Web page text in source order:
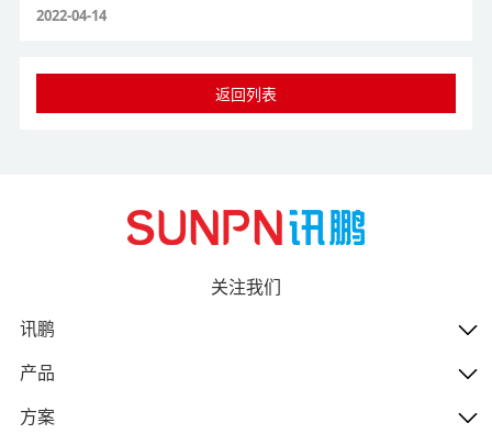
2022-04-14
返回列表
关注我们
讯鹏
产品
方案